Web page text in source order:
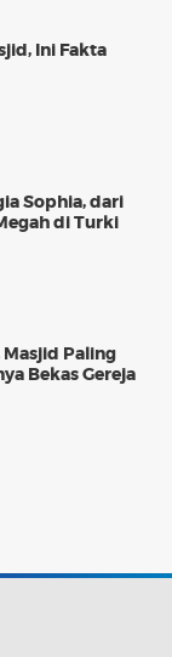
Ini Fakta
Sophia, dari
di Turki
Masjid Paling
Bekas Gereja